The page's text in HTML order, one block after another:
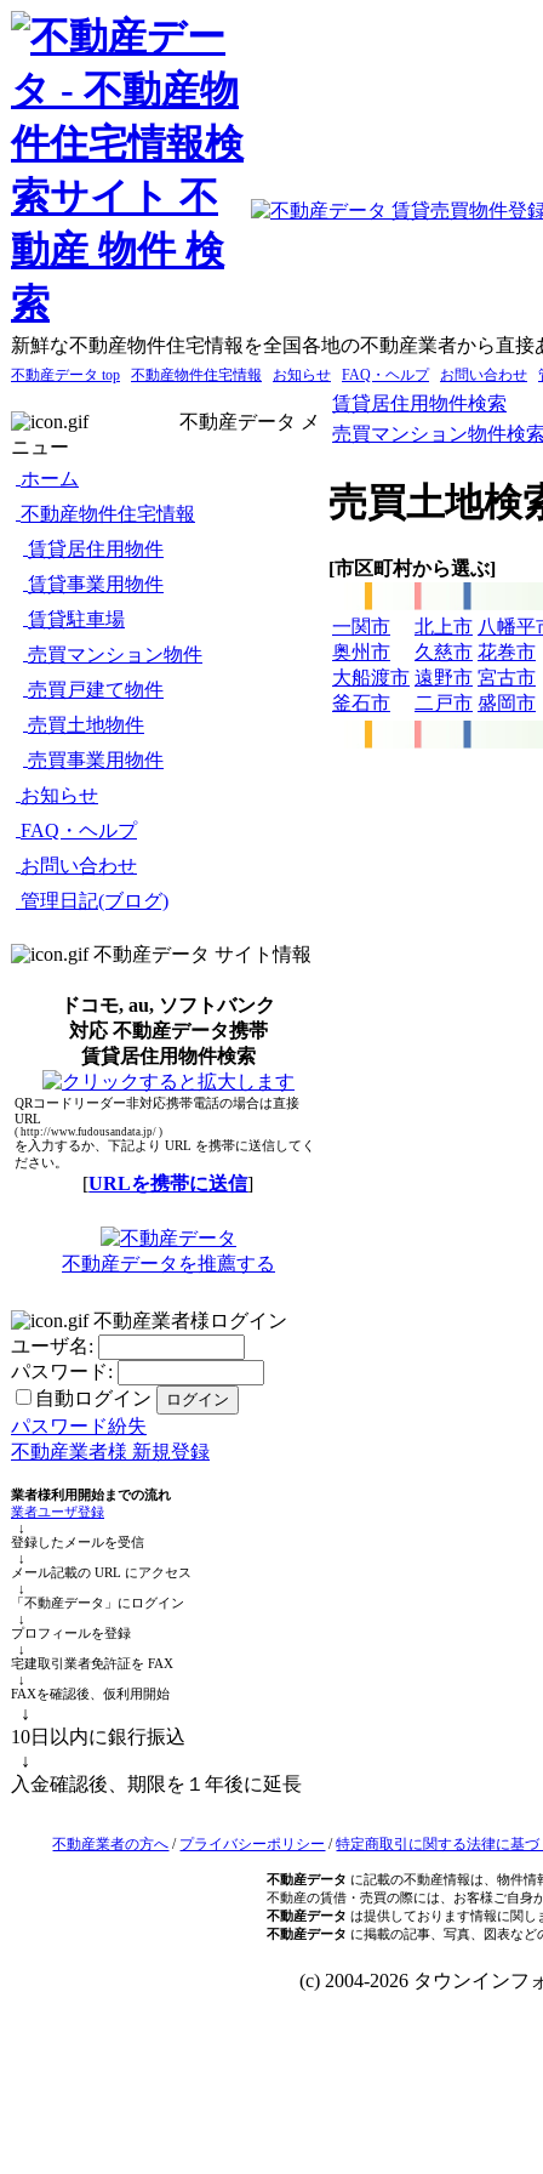
新鮮な不動産物件住宅情報を全国各地の不動産業者から直接
不動産データ top 不動産物件住宅情報 お知らせ FAQ・ヘルプ お問い合わせ
不動産データ メ
ニュー
ホーム
不動産物件住宅情報
賃貸居住用物件
賃貸事業用物件
賃貸駐車場
売買マンション物件
売買戸建て物件
売買土地物件
売買事業用物件
お知らせ
FAQ・ヘルプ
お問い合わせ
管理日記(ブログ)
不動産データ サイト情報
ドコモ, au, ソフトバンク
対応 不動産データ携帯
賃貸居住用物件検索
QRコードリーダー非対応携帯電話の場合は直接
URL
( http://www.fudousandata.jp/ )
を入力するか、下記より URL を携帯に送信してく
ださい。
[URLを携帯に送信]
不動産データを推薦する
不動産業者様ログイン
ユーザ名:
パスワード:
自動ログイン
パスワード紛失
不動産業者様 新規登録
業者様利用開始までの流れ
業者ユーザ登録
↓
登録したメールを受信
↓
メール記載の URL にアクセス
↓
「不動産データ」にログイン
↓
プロフィールを登録
↓
宅建取引業者免許証を FAX
↓
FAXを確認後、仮利用開始
↓
10日以内に銀行振込
↓
入金確認後、期限を１年後に延長
賃貸居住用物件検索
売買マンション物件検
売買土地検
[市区町村から選ぶ]
一関市
奥州市
大船渡市
釜石市
北上市
久慈市
遠野市
二戸市
八幡平
花巻市
宮古市
盛岡市
不動産業者の方へ / プライバシーポリシー /特定商取引に関する法律に基
不動産データ に記載の不動産情報は、物件
不動産の賃借・売買の際には、お客様ご自身
不動産データ は提供しております情報に関し
不動産データ に掲載の記事、写真、図表な
(c) 2004-2026 タウンインフ